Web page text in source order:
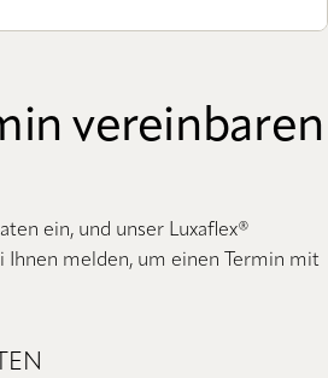
vereinbaren
ein, und unser Luxaflex®
Ihnen melden, um einen Termin mit